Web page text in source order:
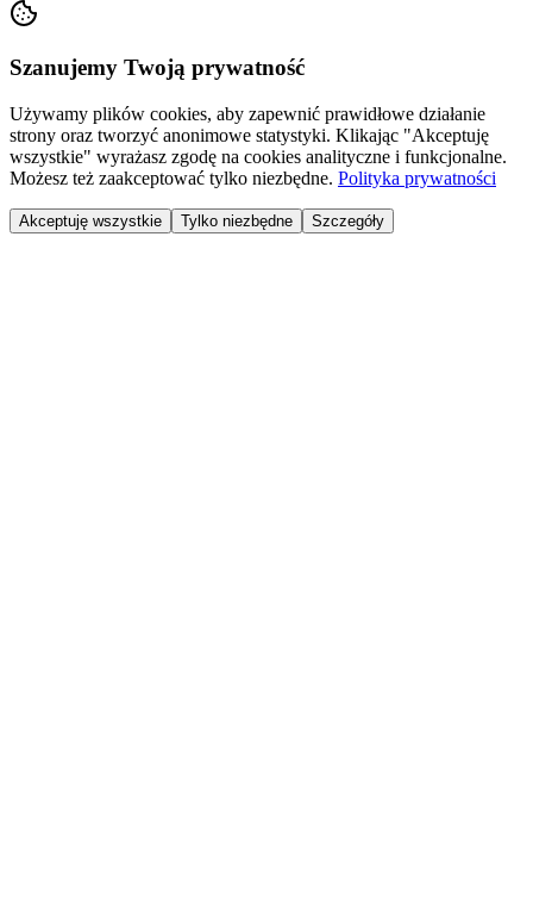
Szanujemy Twoją prywatność
Używamy plików cookies, aby zapewnić prawidłowe działanie
strony oraz tworzyć anonimowe statystyki. Klikając "Akceptuję
wszystkie" wyrażasz zgodę na cookies analityczne i funkcjonalne.
Możesz też zaakceptować tylko niezbędne. Polityka prywatności
Akceptuję wszystkie Tylko niezbędne Szczegóły